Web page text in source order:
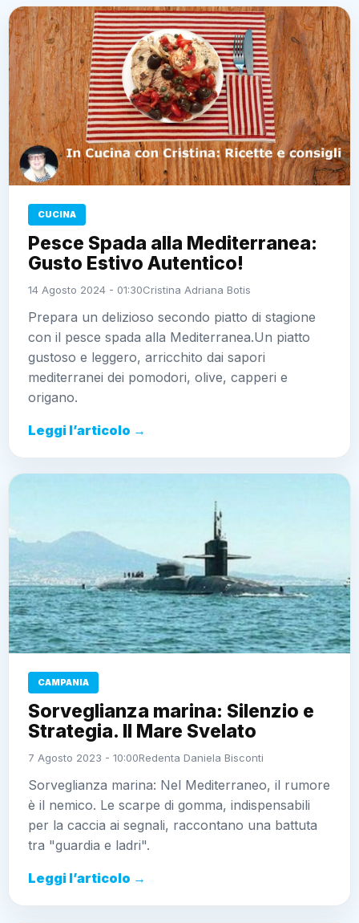
CUCINA
Pesce Spada alla Mediterranea:
Gusto Estivo Autentico!
14 Agosto 2024 - 01:30Cristina Adriana Botis
Prepara un delizioso secondo piatto di stagione
con il pesce spada alla Mediterranea.Un piatto
gustoso e leggero, arricchito dai sapori
mediterranei dei pomodori, olive, capperi e
origano.
Leggi l’articolo →
CAMPANIA
Sorveglianza marina: Silenzio e
Strategia. Il Mare Svelato
7 Agosto 2023 - 10:00Redenta Daniela Bisconti
Sorveglianza marina: Nel Mediterraneo, il rumore
è il nemico. Le scarpe di gomma, indispensabili
per la caccia ai segnali, raccontano una battuta
tra "guardia e ladri".
Leggi l’articolo →